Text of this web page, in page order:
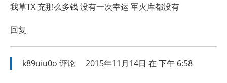
我草TX 充那么多钱 没有一次幸运 军火库都没有
回复
k89uiu0o 评论 2015年11月14日 在 下午 6:58